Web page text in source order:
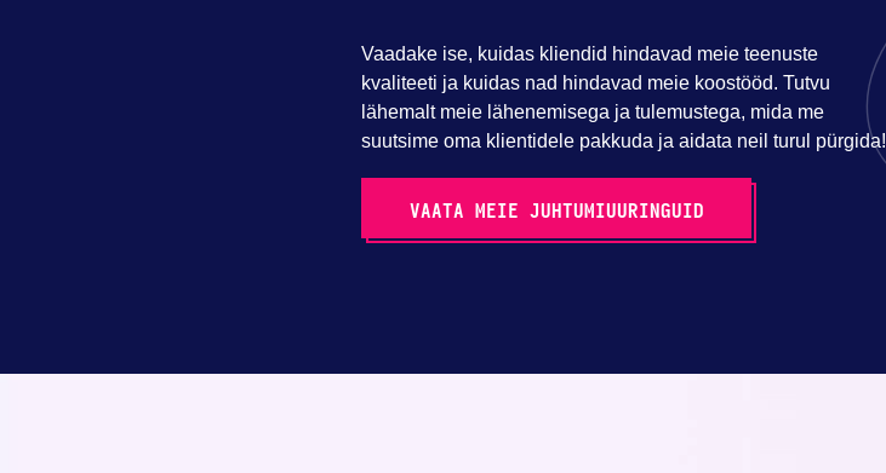
Vaadake ise, kuidas kliendid hindavad meie teenuste
kvaliteeti ja kuidas nad hindavad meie koostööd. Tutvu
lähemalt meie lähenemisega ja tulemustega, mida me
suutsime oma klientidele pakkuda ja aidata neil turul pürgida!
VAATA MEIE JUHTUMIUURINGUID